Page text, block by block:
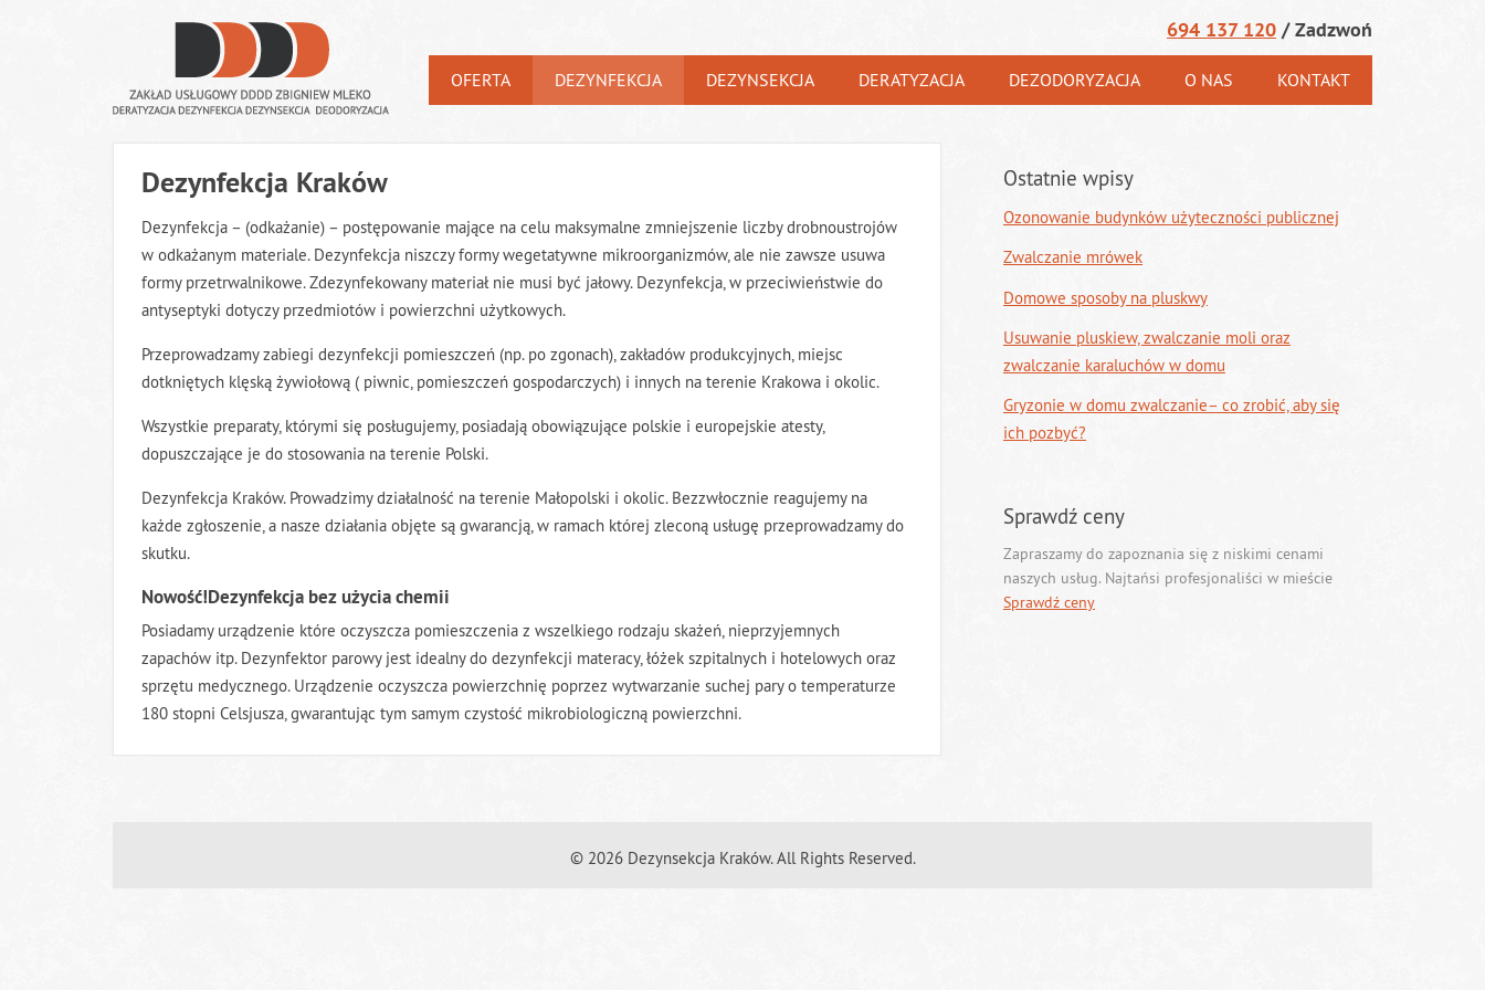
OFERTA DEZYNFEKCJA DEZYNSEKCJA DERATYZACJA DEZODORYZACJA O NAS KONTAKT
694 137 120 / Zadzwoń
Dezynfekcja Kraków
Dezynfekcja – (odkażanie) – postępowanie mające na celu maksymalne zmniejszenie liczby drobnoustrojów
w odkażanym materiale. Dezynfekcja niszczy formy wegetatywne mikroorganizmów, ale nie zawsze usuwa
formy przetrwalnikowe. Zdezynfekowany materiał nie musi być jałowy. Dezynfekcja, w przeciwieństwie do
antyseptyki dotyczy przedmiotów i powierzchni użytkowych.
Przeprowadzamy zabiegi dezynfekcji pomieszczeń (np. po zgonach), zakładów produkcyjnych, miejsc
dotkniętych klęską żywiołową ( piwnic, pomieszczeń gospodarczych) i innych na terenie Krakowa i okolic.
Wszystkie preparaty, którymi się posługujemy, posiadają obowiązujące polskie i europejskie atesty,
dopuszczające je do stosowania na terenie Polski.
Dezynfekcja Kraków. Prowadzimy działalność na terenie Małopolski i okolic. Bezzwłocznie reagujemy na
każde zgłoszenie, a nasze działania objęte są gwarancją, w ramach której zleconą usługę przeprowadzamy do
skutku.
Nowość!Dezynfekcja bez użycia chemii
Posiadamy urządzenie które oczyszcza pomieszczenia z wszelkiego rodzaju skażeń, nieprzyjemnych
zapachów itp. Dezynfektor parowy jest idealny do dezynfekcji materacy, łóżek szpitalnych i hotelowych oraz
sprzętu medycznego. Urządzenie oczyszcza powierzchnię poprzez wytwarzanie suchej pary o temperaturze
180 stopni Celsjusza, gwarantując tym samym czystość mikrobiologiczną powierzchni.
Ostatnie wpisy
Ozonowanie budynków użyteczności publicznej
Zwalczanie mrówek
Domowe sposoby na pluskwy
Usuwanie pluskiew, zwalczanie moli oraz
zwalczanie karaluchów w domu
Gryzonie w domu zwalczanie– co zrobić, aby się
ich pozbyć?
Sprawdź ceny
Zapraszamy do zapoznania się z niskimi cenami
naszych usług. Najtańsi profesjonaliści w mieście
Sprawdź ceny
© 2026 Dezynsekcja Kraków. All Rights Reserved.